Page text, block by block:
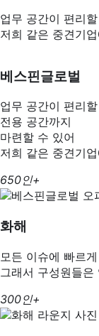
업무 공간이 편리
저희 같은 중견기
베스핀글로벌
업무 공간이 편리
전용 공간까지
마련할 수 있어
저희 같은 중견기
650인+
화해
모든 이슈에 빠르
그래서 구성원들
300인+